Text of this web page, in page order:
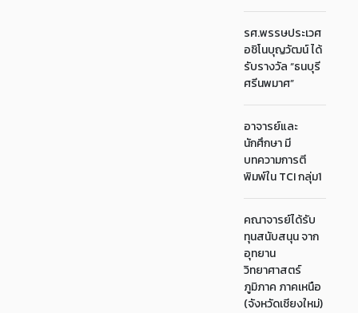
รศ.พรรษประเวศ
อชิโนบุญวัฒน์ ได้
รับรางวัล “ธนบุรี
ศรีนพมาศ”
อาจารย์และ
นักศึกษา มี
บทความการตี
พิมพ์ใน TCI กลุ่ม1
คณาจารย์ได้รับ
ทุนสนับสนุน จาก
อุทยาน
วิทยาศาสตร์
ภูมิภาค ภาคเหนือ
(จังหวัดเชียงใหม่)